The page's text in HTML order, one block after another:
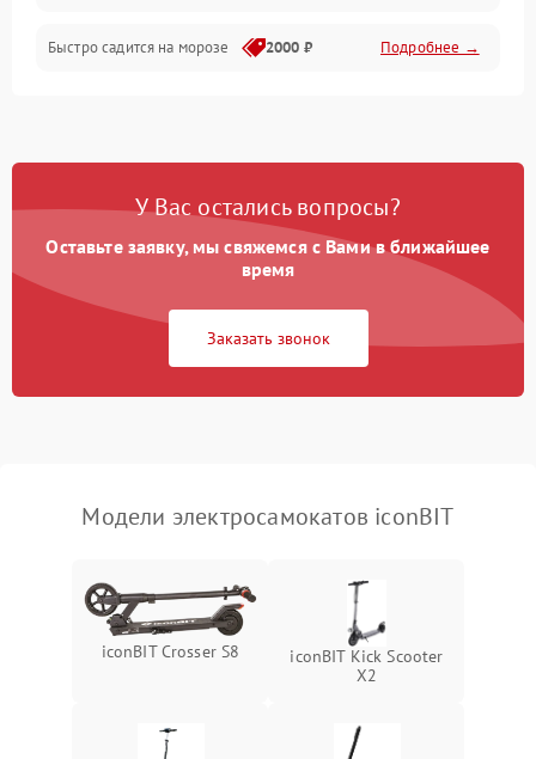
Быстро садится на морозе 2000 ₽ Подробнее →
У Вас остались вопросы?
Оставьте заявку, мы свяжемся с Вами в ближайшее
время
Заказать звонок
Модели электросамокатов iconBIT
iconBIT Crosser S8
iconBIT Kick Scooter
X2